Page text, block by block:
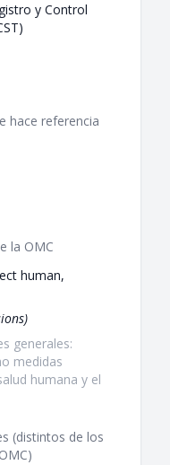
y Control
hace referencia
la OMC
human,
generales:
medidas
humana y el
(distintos de los